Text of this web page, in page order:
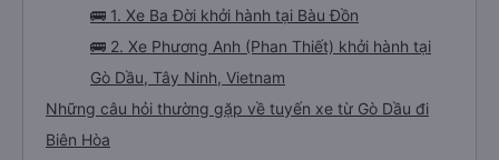
🚌 1. Xe Ba Đời khởi hành tại Bàu Đồn
🚌 2. Xe Phương Anh (Phan Thiết) khởi hành tại
Gò Dầu, Tây Ninh, Vietnam
Những câu hỏi thường gặp về tuyến xe từ Gò Dầu đi
Biên Hòa